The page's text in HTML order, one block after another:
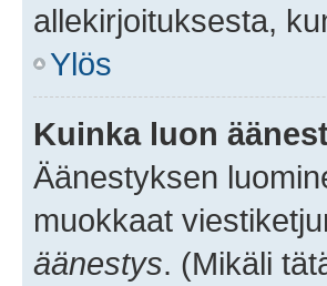
allekirjoituksesta,
Ylös
Kuinka luon
Äänestyksen
muokkaat
äänestys. (Mikäli